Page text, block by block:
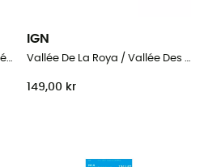
Paimpol / Tréguier / Ile De Bréhat
IGN
Vallée De La Roya / Vallée Des Merveilles / Pn Du Mercantour
149,00 kr